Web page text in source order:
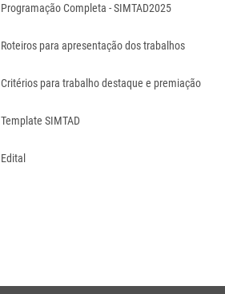
Programação Completa - SIMTAD2025
Roteiros para apresentação dos trabalhos
Critérios para trabalho destaque e premiação
Template SIMTAD
Edital